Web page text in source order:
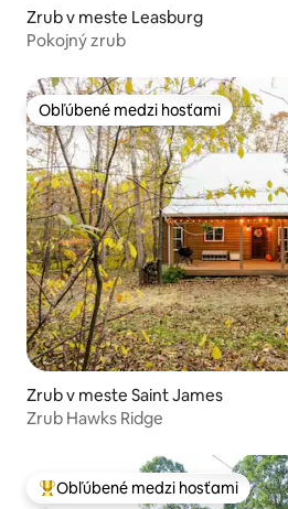
Zrub v meste Leasburg
Pokojný zrub
Obľúbené medzi hosťami
Obľúbené medzi hosťami
Zrub v meste Saint James
Zrub Hawks Ridge
Najobľúbenejšie medzi hosťami
Obľúbené medzi hosťami